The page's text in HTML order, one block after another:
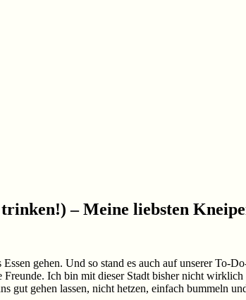
– Meine liebsten
gehen. Und so stand es auch auf unserer To-
Freunde. Ich bin mit dieser Stadt bisher nicht
gut gehen lassen, nicht hetzen, einfach bummeln